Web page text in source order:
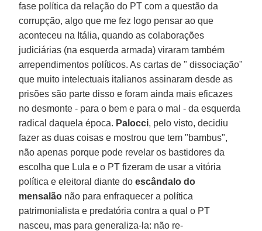
fase política da relação do PT com a questão da
corrupção, algo que me fez logo pensar ao que
aconteceu na Itália, quando as colaborações
judiciárias (na esquerda armada) viraram também
arrependimentos políticos. As cartas de " dissociação"
que muito intelectuais italianos assinaram desde as
prisões são parte disso e foram ainda mais eficazes
no desmonte - para o bem e para o mal - da esquerda
radical daquela época. Palocci, pelo visto, decidiu
fazer as duas coisas e mostrou que tem "bambus",
não apenas porque pode revelar os bastidores da
escolha que Lula e o PT fizeram de usar a vitória
política e eleitoral diante doescândalo do
mensalão não para enfraquecer a política
patrimonialista e predatória contra a qual o PT
nasceu, mas para generaliza-la: não re-